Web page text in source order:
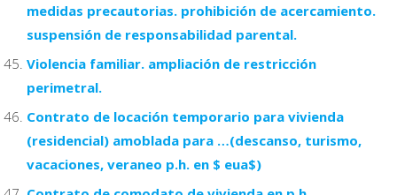
medidas precautorias. prohibición de acercamiento.
suspensión de responsabilidad parental.
Violencia familiar. ampliación de restricción
perimetral.
Contrato de locación temporario para vivienda
(residencial) amoblada para …(descanso, turismo,
vacaciones, veraneo p.h. en $ eua$)